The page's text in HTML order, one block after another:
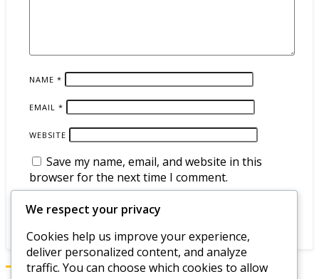
NAME *
EMAIL *
WEBSITE
Save my name, email, and website in this
browser for the next time I comment.
We respect your privacy
Cookies help us improve your experience,
deliver personalized content, and analyze
traffic. You can choose which cookies to allow